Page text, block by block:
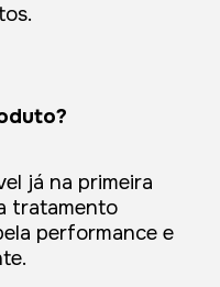
já na primeira
tratamento
performance e